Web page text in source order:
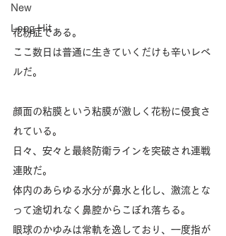
New
Long Hit
花粉症である。
ここ数日は普通に生きていくだけも辛いレベ
ルだ。
顔面の粘膜という粘膜が激しく花粉に侵食さ
れている。
日々、安々と最終防衛ラインを突破され連戦
連敗だ。
体内のあらゆる水分が鼻水と化し、激流とな
って途切れなく鼻腔からこぼれ落ちる。
眼球のかゆみは常軌を逸しており、一度指が